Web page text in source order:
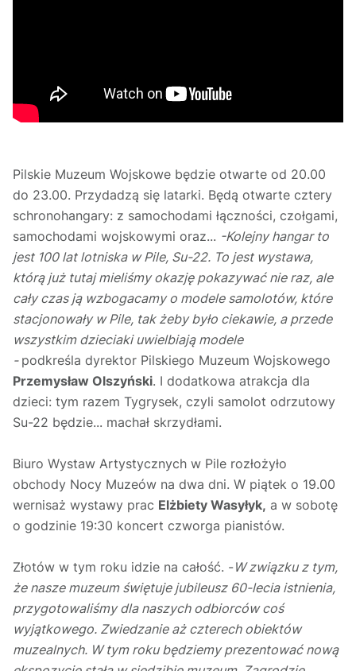
Pilskie Muzeum Wojskowe będzie otwarte od 20.00
do 23.00. Przydadzą się latarki. Będą otwarte cztery
schronohangary: z samochodami łączności, czołgami,
samochodami wojskowymi oraz... -Kolejny hangar to
jest 100 lat lotniska w Pile, Su-22. To jest wystawa,
którą już tutaj mieliśmy okazję pokazywać nie raz, ale
cały czas ją wzbogacamy o modele samolotów, które
stacjonowały w Pile, tak żeby było ciekawie, a przede
wszystkim dzieciaki uwielbiają modele
- podkreśla dyrektor Pilskiego Muzeum Wojskowego
Przemysław Olszyński. I dodatkowa atrakcja dla
dzieci: tym razem Tygrysek, czyli samolot odrzutowy
Su-22 będzie... machał skrzydłami.
Biuro Wystaw Artystycznych w Pile rozłożyło
obchody Nocy Muzeów na dwa dni. W piątek o 19.00
wernisaż wystawy prac Elżbiety Wasyłyk, a w sobotę
o godzinie 19:30 koncert czworga pianistów.
Złotów w tym roku idzie na całość. -W związku z tym,
że nasze muzeum świętuje jubileusz 60-lecia istnienia,
przygotowaliśmy dla naszych odbiorców coś
wyjątkowego. Zwiedzanie aż czterech obiektów
muzealnych. W tym roku będziemy prezentować nową